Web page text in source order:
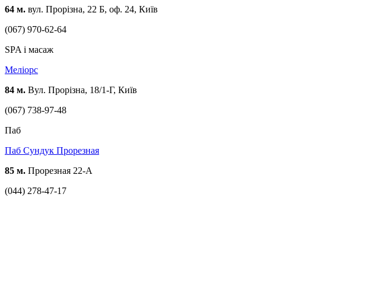
64 м. вул. Прорізна, 22 Б, оф. 24, Київ
(067) 970-62-64
SPA і масаж
Меліорс
84 м. Вул. Прорізна, 18/1-Г, Київ
(067) 738-97-48
Паб
Паб Сундук Прорезная
85 м. Прорезная 22-А
(044) 278-47-17